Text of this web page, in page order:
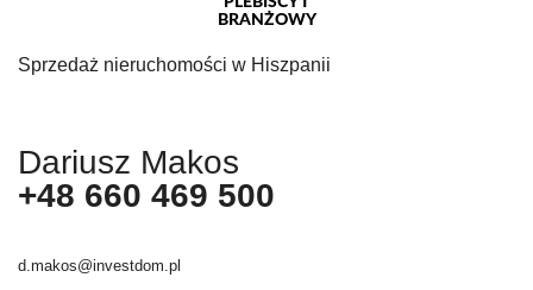
Sprzedaż nieruchomości w Hiszpanii
Dariusz Makos
+48 660 469 500
d.makos@investdom.pl